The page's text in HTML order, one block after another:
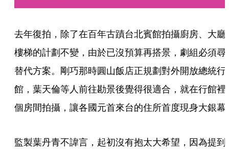
去年復拍，除了在百年古蹟台北賓館拍攝廚房、大廳
樓梯的計劃不變，由於已沒預算再搭景，劇組必須尋
替代方案。剛巧那時圓山飯店正規劃對外開放總統行
館，葉天倫等人前往勘景後覺得很適合，就在行館裡
個房間拍攝，讓各國元首來台的住所首度現身大銀幕
監製葉丹青不諱言，起初沒有抱太大希望，因為提到